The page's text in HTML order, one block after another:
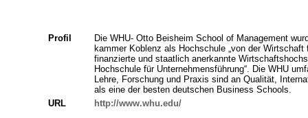
Profil
Die WHU- Otto Beisheim School of Management
kammer Koblenz als Hochschule „von der
finanzierte und staatlich anerkannte
Hochschule für Unternehmensführung“. Die WHU
Lehre, Forschung und Praxis sind an Qualität,
als eine der besten deutschen Business Schools.
URL
http://www.whu.edu/